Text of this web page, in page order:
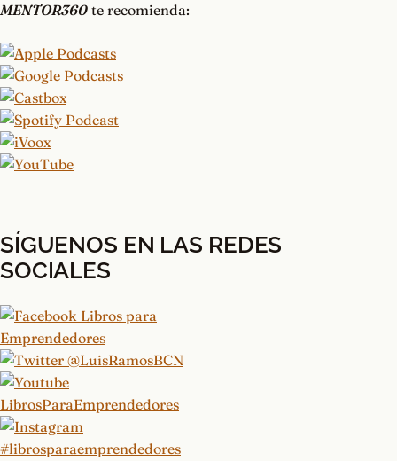
MENTOR360 te recomienda:
SÍGUENOS EN LAS REDES
SOCIALES